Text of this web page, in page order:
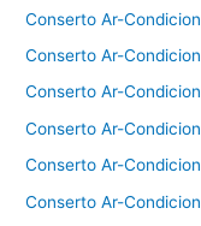
Conserto Ar-
Conserto Ar-
Conserto Ar-
Conserto Ar-
Conserto Ar-
Conserto Ar-